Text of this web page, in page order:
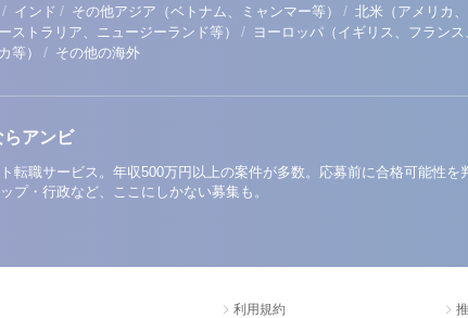
/ インド / その他アジア（ベトナム、ミャンマー等） / 北米（アメリカ、
ストラリア、ニュージーランド等） / ヨーロッパ（イギリス、フランス
等）
/ その他の海外
らアンビ
転職サービス。年収500万円以上の案件が多数。応募前に合格可能性
プ・行政など、ここにしかない募集も。
利用規約